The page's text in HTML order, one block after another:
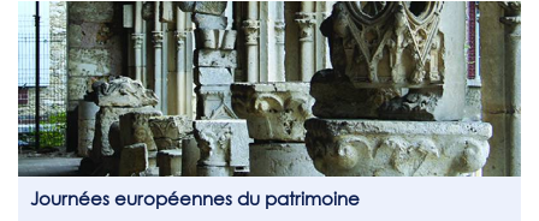
Journées européennes du patrimoine